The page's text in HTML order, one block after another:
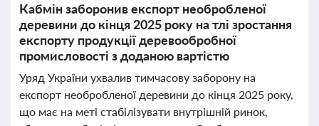
Кабмін заборонив експорт необробленої
деревини до кінця 2025 року на тлі зростання
експорту продукції деревообробної
промисловості з доданою вартістю
Уряд України ухвалив тимчасову заборону на
експорт необробленої деревини до кінця 2025 року,
що має на меті стабілізувати внутрішній ринок,